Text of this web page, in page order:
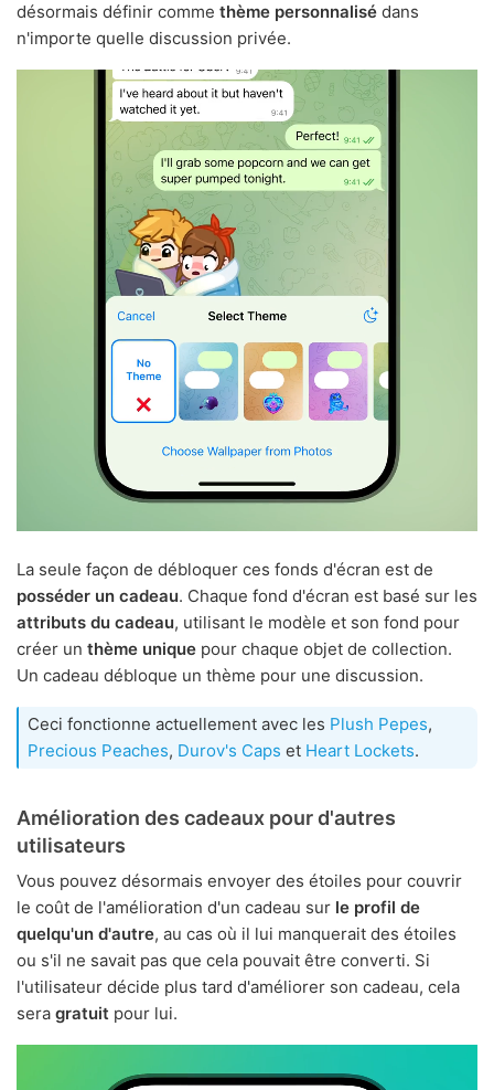
désormais définir comme thème personnalisé dans
n'importe quelle discussion privée.
La seule façon de débloquer ces fonds d'écran est de
posséder un cadeau. Chaque fond d'écran est basé sur les
attributs du cadeau, utilisant le modèle et son fond pour
créer un thème unique pour chaque objet de collection.
Un cadeau débloque un thème pour une discussion.
Ceci fonctionne actuellement avec les Plush Pepes,
Precious Peaches, Durov's Caps et Heart Lockets.
Amélioration des cadeaux pour d'autres
utilisateurs
Vous pouvez désormais envoyer des étoiles pour couvrir
le coût de l'amélioration d'un cadeau sur le profil de
quelqu'un d'autre, au cas où il lui manquerait des étoiles
ou s'il ne savait pas que cela pouvait être converti. Si
l'utilisateur décide plus tard d'améliorer son cadeau, cela
sera gratuit pour lui.